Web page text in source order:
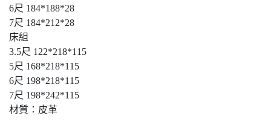
6尺 184*188*28
7尺 184*212*28
床組
3.5尺 122*218*115
5尺 168*218*115
6尺 198*218*115
7尺 198*242*115
材質：皮革